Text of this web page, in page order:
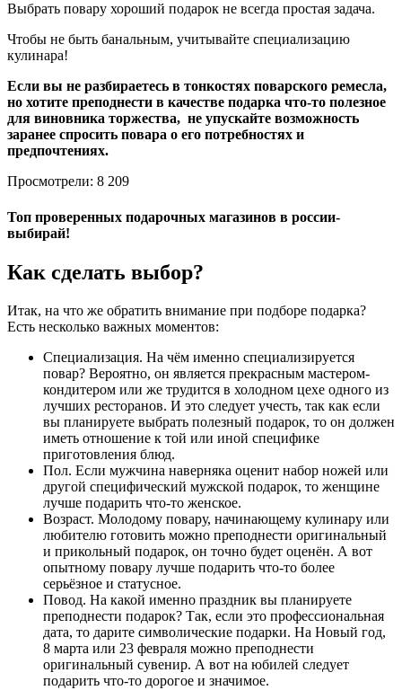
Выбрать повару хороший подарок не всегда простая задача.
Чтобы не быть банальным, учитывайте специализацию
кулинара!
Если вы не разбираетесь в тонкостях поварского ремесла,
но хотите преподнести в качестве подарка что-то полезное
для виновника торжества, не упускайте возможность
заранее спросить повара о его потребностях и
предпочтениях.
Просмотрели: 8 209
Топ проверенных подарочных магазинов в россии-
выбирай!
Как сделать выбор?
Итак, на что же обратить внимание при подборе подарка?
Есть несколько важных моментов:
Специализация. На чём именно специализируется
повар? Вероятно, он является прекрасным мастером-
кондитером или же трудится в холодном цехе одного из
лучших ресторанов. И это следует учесть, так как если
вы планируете выбрать полезный подарок, то он должен
иметь отношение к той или иной специфике
приготовления блюд.
Пол. Если мужчина наверняка оценит набор ножей или
другой специфический мужской подарок, то женщине
лучше подарить что-то женское.
Возраст. Молодому повару, начинающему кулинару или
любителю готовить можно преподнести оригинальный
и прикольный подарок, он точно будет оценён. А вот
опытному повару лучше подарить что-то более
серьёзное и статусное.
Повод. На какой именно праздник вы планируете
преподнести подарок? Так, если это профессиональная
дата, то дарите символические подарки. На Новый год,
8 марта или 23 февраля можно преподнести
оригинальный сувенир. А вот на юбилей следует
подарить что-то дорогое и значимое.